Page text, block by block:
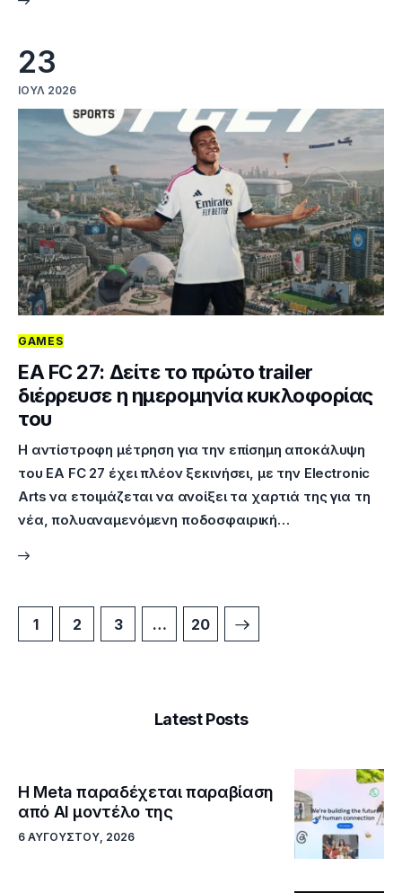
23
ΙΟΎΛ 2026
GAMES
EA FC 27: Δείτε το πρώτο trailer
διέρρευσε η ημερομηνία κυκλοφορίας
του
Η αντίστροφη μέτρηση για την επίσημη αποκάλυψη
του EA FC 27 έχει πλέον ξεκινήσει, με την Electronic
Arts να ετοιμάζεται να ανοίξει τα χαρτιά της για τη
νέα, πολυαναμενόμενη ποδοσφαιρική…
1 2 3 … 20
>
Latest Posts
Η Meta παραδέχεται παραβίαση
από AI μοντέλο της
6 ΑΥΓΟΎΣΤΟΥ, 2026